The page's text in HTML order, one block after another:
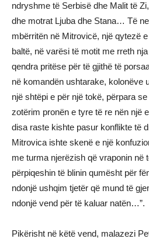
ndryshme të Serbisë dhe Malit të
dhe motrat Ljuba dhe Stana… Të
mbërritën në Mitrovicë, një qytezë
baltë, në varësi të motit me rreth
qendra pritëse për të gjithë të
në komandën ushtarake, kolonëve
një shtëpi e për një tokë, përpara
zotërim pronën e tyre të re nën një
disa raste kishte pasur konflikte të
Mitrovica ishte skenë e një
me turma njerëzish që vraponin në
përpiqeshin të blinin qumësht për
ndonjë ushqim tjetër që mund të
ndonjë vend për të kaluar natën…”.
Pikërisht në këtë vend, malazezi